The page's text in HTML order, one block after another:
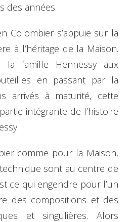
des années.
Colombier s’appuie sur la
à l’héritage de la Maison.
la famille Hennessy aux
en passant par la
arrivés à maturité, cette
intégrante de l’histoire
comme pour la Maison,
sont au centre de
ce qui engendre pour l’un
des compositions et des
et singulières. Alors